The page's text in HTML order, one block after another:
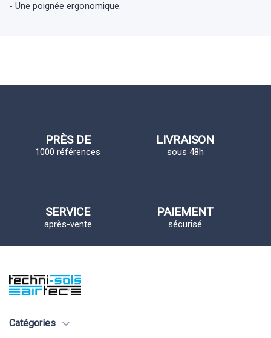
- Une poignée ergonomique.
PRÈS DE
1000 références
LIVRAISON
sous 48h
SERVICE
après-vente
PAIEMENT
sécurisé
Catégories 